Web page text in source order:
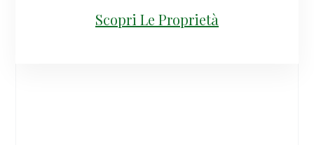
Scopri Le Proprietà